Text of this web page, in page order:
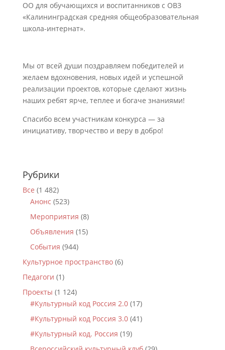
ОО для обучающихся и воспитанников с ОВЗ
«Калининградская средняя общеобразовательная
школа-интернат».
Мы от всей души поздравляем победителей и
желаем вдохновения, новых идей и успешной
реализации проектов, которые сделают жизнь
наших ребят ярче, теплее и богаче знаниями!
Спасибо всем участникам конкурса — за
инициативу, творчество и веру в добро!
Рубрики
Все (1 482)
Анонс (523)
Мероприятия (8)
Объявления (15)
События (944)
Культурное пространство(6)
Педагоги (1)
Проекты (1 124)
#Культурный код Россия 2.0(17)
#Культурный код Россия 3.0(41)
#Культурный код. Россия (19)